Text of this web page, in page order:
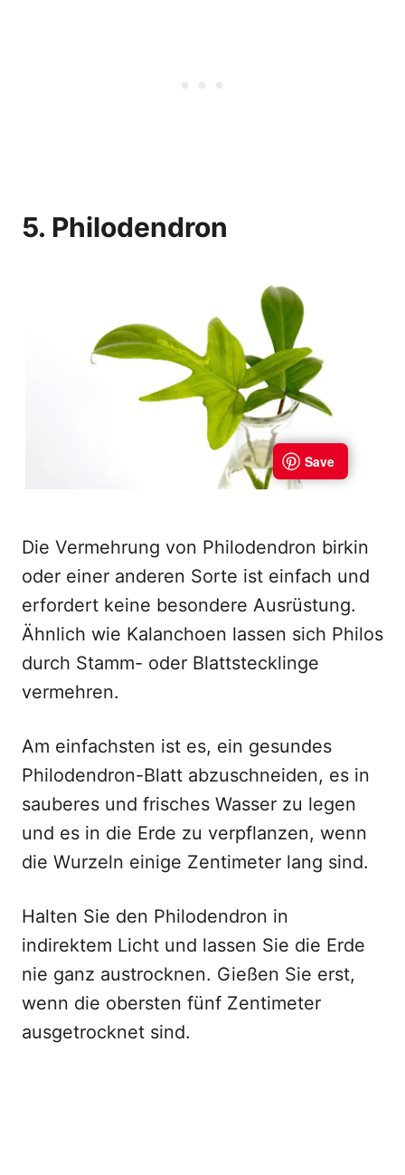
5. Philodendron
Die Vermehrung von Philodendron birkin
oder einer anderen Sorte ist einfach und
erfordert keine besondere Ausrüstung.
Ähnlich wie Kalanchoen lassen sich Philos
durch Stamm- oder Blattstecklinge
vermehren.
Am einfachsten ist es, ein gesundes
Philodendron-Blatt abzuschneiden, es in
sauberes und frisches Wasser zu legen
und es in die Erde zu verpflanzen, wenn
die Wurzeln einige Zentimeter lang sind.
Halten Sie den Philodendron in
indirektem Licht und lassen Sie die Erde
nie ganz austrocknen. Gießen Sie erst,
wenn die obersten fünf Zentimeter
ausgetrocknet sind.